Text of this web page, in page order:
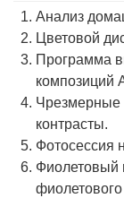
Анализ
Цветовой
Программа
композиций
Чрезмерные
контрасты.
Фотосессия
Фиолетовый
фиолетового